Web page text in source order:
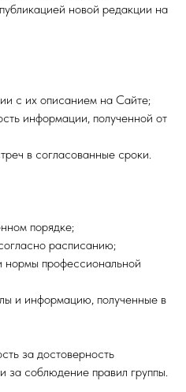
новой редакции на
с их описанием на Сайте;
информации, полученной от
в согласованные сроки.
порядке;
расписанию;
нормы профессиональной
и информацию, полученные в
за достоверность
за соблюдение правил группы.